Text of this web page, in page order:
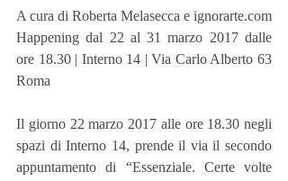
A cura di Roberta Melasecca e ignorarte.com
Happening dal 22 al 31 marzo 2017 dalle
ore 18.30 | Interno 14 | Via Carlo Alberto 63
Roma
Il giorno 22 marzo 2017 alle ore 18.30 negli
spazi di Interno 14, prende il via il secondo
appuntamento di “Essenziale. Certe volte